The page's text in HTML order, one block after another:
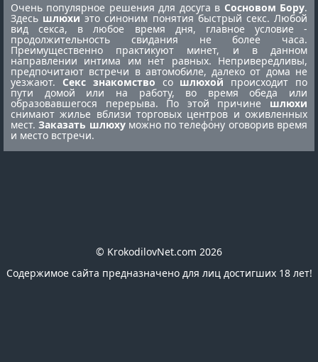
Очень популярное решения для досуга в Сосновом Бору.
Здесь шлюхиэто синоним понятия быстрый секс. Любой
вид секса, в любое время дня, главное условие -
продолжительность свидания не более часа.
Преимущественно практикуют минет, и в данном
направлении интима им нет равных. Непривередливы,
предпочитают встречи в автомобиле, далеко от дома не
уезжают. Секс знакомство со шлюхой происходит по
пути домой или на работу, во время обеда или
образовавшегося перерыва. По этой причине шлюхи
снимают жилье вблизи торговых центров и оживленных
мест.Заказать шлюхуможно по телефону оговорив время
и место встречи.
© KrokodilovNet.com 2026
Содержимое сайта предназначено для лиц достигших 18 лет!